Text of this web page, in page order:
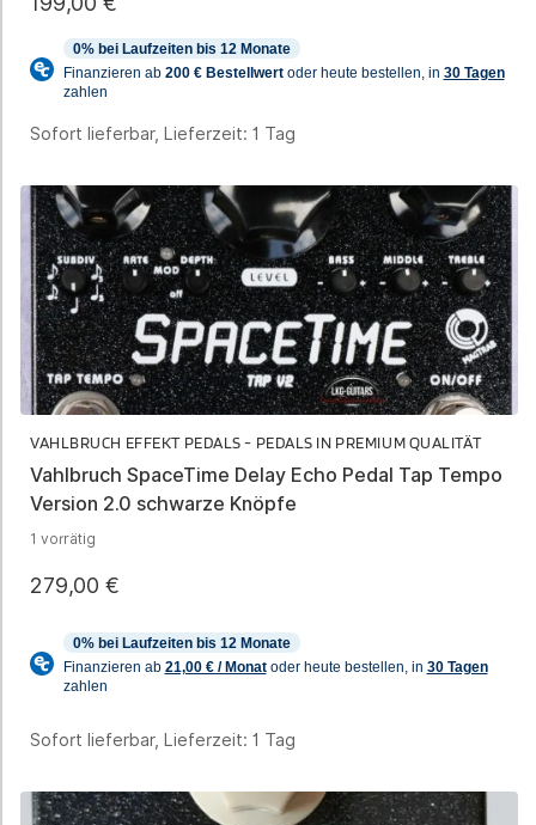
Sofort lieferbar, Lieferzeit: 1 Tag
VAHLBRUCH EFFEKT PEDALS - PEDALS IN PREMIUM QUALITÄT
Vahlbruch SpaceTime Delay Echo Pedal Tap Tempo
Version 2.0 schwarze Knöpfe
1 vorrätig
279,00 €
Sofort lieferbar, Lieferzeit: 1 Tag